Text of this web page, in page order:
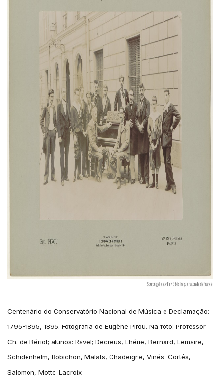
Centenário do Conservatório Nacional de Música e Declamação:
1795-1895, 1895. Fotografia de Eugène Pirou. Na foto: Professor
Ch. de Bériot; alunos: Ravel; Decreus, Lhérie, Bernard, Lemaire,
Schidenhelm, Robichon, Malats, Chadeigne, Vinés, Cortés,
Salomon, Motte-Lacroix.